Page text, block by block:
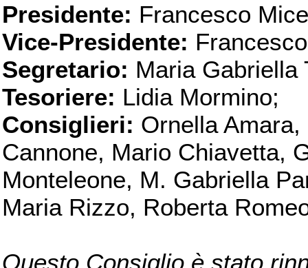
Presidente: Francesco
Vice-Presidente:
Segretario: Maria Gabriella
Tesoriere: Lidia Mormino;
Consiglieri: Ornella
Cannone, Mario Chiavetta,
Monteleone, M. Gabriella
Maria Rizzo, Roberta
Questo Consiglio è stato